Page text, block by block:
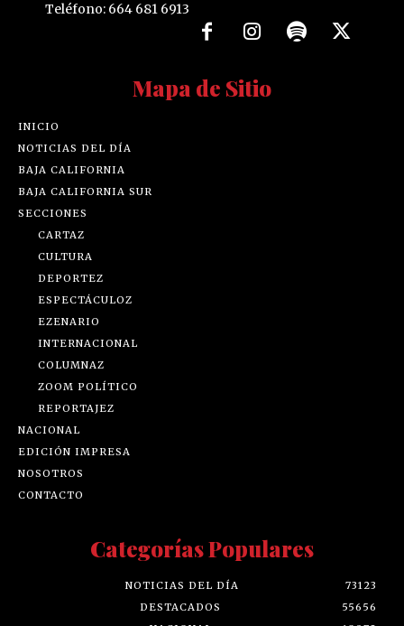
Teléfono: 664 681 6913
Mapa de Sitio
INICIO
NOTICIAS DEL DÍA
BAJA CALIFORNIA
BAJA CALIFORNIA SUR
SECCIONES
CARTAZ
CULTURA
DEPORTEZ
ESPECTÁCULOZ
EZENARIO
INTERNACIONAL
COLUMNAZ
ZOOM POLÍTICO
REPORTAJEZ
NACIONAL
EDICIÓN IMPRESA
NOSOTROS
CONTACTO
Categorías Populares
NOTICIAS DEL DÍA
73123
DESTACADOS
55656